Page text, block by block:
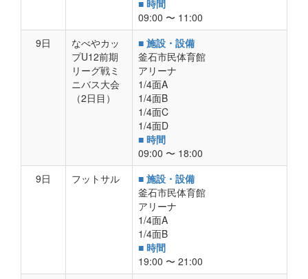
■ 時間
09:00 〜 11:00
9日
なべやカッ
プU12前期
リーグ戦ミ
ニバス大会
（2日目）
■ 施設・設備
釜石市民体育館
アリーナ
1/4面A
1/4面B
1/4面C
1/4面D
■ 時間
09:00 〜 18:00
9日
フットサル
■ 施設・設備
釜石市民体育館
アリーナ
1/4面A
1/4面B
■ 時間
19:00 〜 21:00